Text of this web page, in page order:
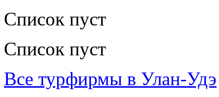
Список пуст
Список пуст
Все турфирмы в Улан-Удэ